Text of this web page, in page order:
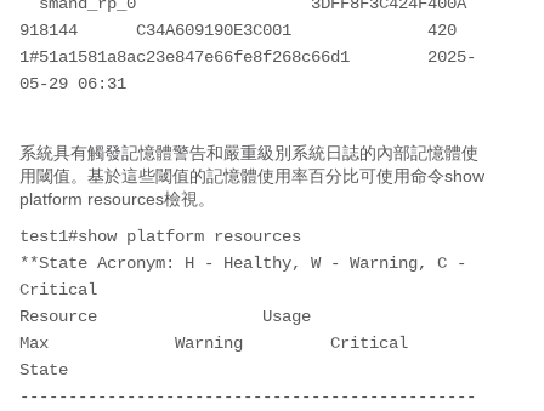
918144      C34A609190E3C001              420
1#51a1581a8ac23e847e66fe8f268c66d1        2025-
05-29 06:31
系統具有觸發記憶體警告和嚴重級別系統日誌的內部記憶體使
用閾值。基於這些閾值的記憶體使用率百分比可使用命令show
platform resources檢視。
test1#show platform resources
**State Acronym: H - Healthy, W - Warning, C -
Critical
Resource                 Usage
Max             Warning         Critical
State
-----------------------------------------------